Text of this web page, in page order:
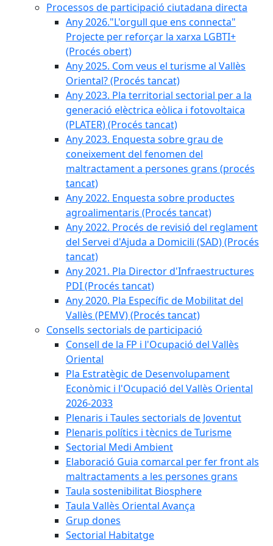
Processos de participació ciutadana directa
Any 2026."L'orgull que ens connecta"
Projecte per reforçar la xarxa LGBTI+
(Procés obert)
Any 2025. Com veus el turisme al Vallès
Oriental? (Procés tancat)
Any 2023. Pla territorial sectorial per a la
generació elèctrica eòlica i fotovoltaica
(PLATER) (Procés tancat)
Any 2023. Enquesta sobre grau de
coneixement del fenomen del
maltractament a persones grans (procés
tancat)
Any 2022. Enquesta sobre productes
agroalimentaris (Procés tancat)
Any 2022. Procés de revisió del reglament
del Servei d'Ajuda a Domicili (SAD) (Procés
tancat)
Any 2021. Pla Director d'Infraestructures
PDI (Procés tancat)
Any 2020. Pla Específic de Mobilitat del
Vallès (PEMV) (Procés tancat)
Consells sectorials de participació
Consell de la FP i l'Ocupació del Vallès
Oriental
Pla Estratègic de Desenvolupament
Econòmic i l'Ocupació del Vallès Oriental
2026-2033
Plenaris i Taules sectorials de Joventut
Plenaris polítics i tècnics de Turisme
Sectorial Medi Ambient
Elaboració Guia comarcal per fer front als
maltractaments a les persones grans
Taula sostenibilitat Biosphere
Taula Vallès Oriental Avança
Grup dones
Sectorial Habitatge